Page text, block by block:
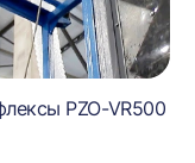
PZO-VR500